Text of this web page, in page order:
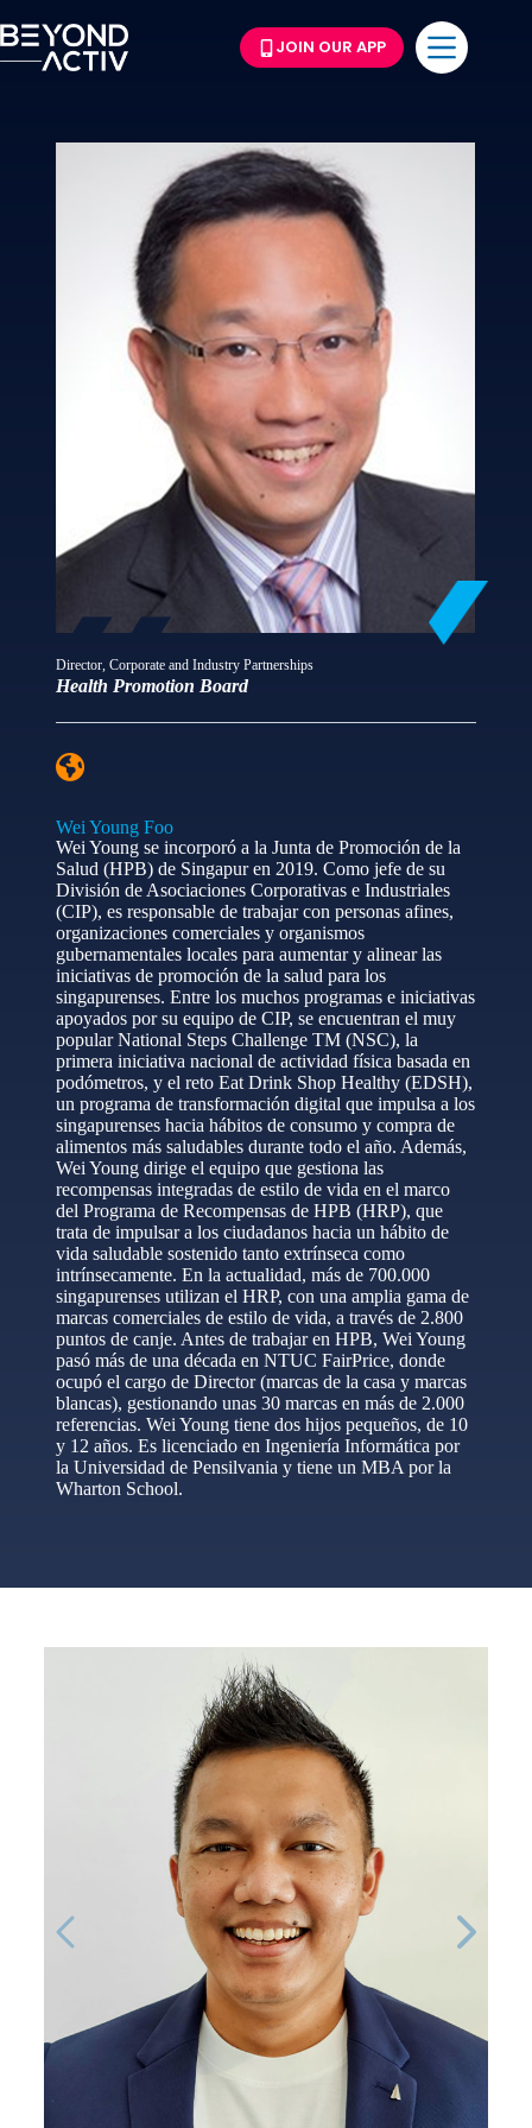
JOIN OUR APP
Director, Corporate and Industry Partnerships
Health Promotion Board
Wei Young Foo
Wei Young se incorporó a la Junta de Promoción de la
Salud (HPB) de Singapur en 2019. Como jefe de su
División de Asociaciones Corporativas e Industriales
(CIP), es responsable de trabajar con personas afines,
organizaciones comerciales y organismos
gubernamentales locales para aumentar y alinear las
iniciativas de promoción de la salud para los
singapurenses. Entre los muchos programas e iniciativas
apoyados por su equipo de CIP, se encuentran el muy
popular National Steps Challenge TM (NSC), la
primera iniciativa nacional de actividad física basada en
podómetros, y el reto Eat Drink Shop Healthy (EDSH),
un programa de transformación digital que impulsa a los
singapurenses hacia hábitos de consumo y compra de
alimentos más saludables durante todo el año. Además,
Wei Young dirige el equipo que gestiona las
recompensas integradas de estilo de vida en el marco
del Programa de Recompensas de HPB (HRP), que
trata de impulsar a los ciudadanos hacia un hábito de
vida saludable sostenido tanto extrínseca como
intrínsecamente. En la actualidad, más de 700.000
singapurenses utilizan el HRP, con una amplia gama de
marcas comerciales de estilo de vida, a través de 2.800
puntos de canje. Antes de trabajar en HPB, Wei Young
pasó más de una década en NTUC FairPrice, donde
ocupó el cargo de Director (marcas de la casa y marcas
blancas), gestionando unas 30 marcas en más de 2.000
referencias. Wei Young tiene dos hijos pequeños, de 10
y 12 años. Es licenciado en Ingeniería Informática por
la Universidad de Pensilvania y tiene un MBA por la
Wharton School.